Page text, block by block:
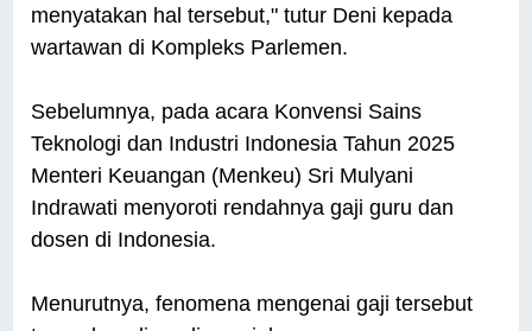
menyatakan hal tersebut," tutur Deni kepada
wartawan di Kompleks Parlemen.
Sebelumnya, pada acara Konvensi Sains
Teknologi dan Industri Indonesia Tahun 2025
Menteri Keuangan (Menkeu) Sri Mulyani
Indrawati menyoroti rendahnya gaji guru dan
dosen di Indonesia.
Menurutnya, fenomena mengenai gaji tersebut